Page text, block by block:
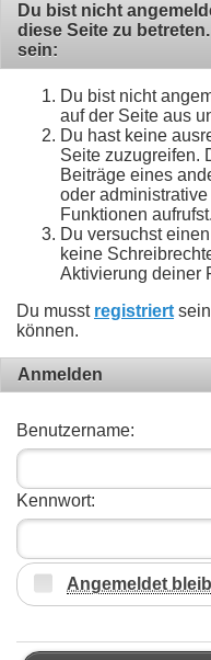
Du bist nicht
diese Seite zu
sein:
Du bist nicht
auf der Seite aus
Du hast keine
Seite zuzugreifen.
Beiträge eines
oder
Funktionen aufrufst.
Du versuchst
keine
Aktivierung deiner
Du musst registriert
können.
Anmelden
Benutzername:
Kennwort:
Angemeldet